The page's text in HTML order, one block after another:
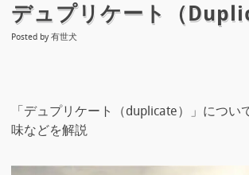
デュプリケート（
Posted by有世犬
「デュプリケート（duplicate）」につい
味などを解説